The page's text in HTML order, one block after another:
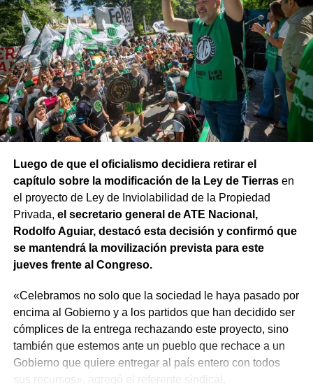
Luego de que el oficialismo decidiera retirar el
capítulo sobre la modificación de la Ley de Tierrasen
el proyecto de Ley de Inviolabilidad de la Propiedad
Privada, el secretario general de ATE Nacional,
Rodolfo Aguiar, destacó esta decisión y confirmó que
se mantendrá la movilización prevista para este
jueves frente al Congreso.
«Celebramos no solo que la sociedad le haya pasado por
encima al Gobierno y a los partidos que han decidido ser
cómplices de la entrega rechazando este proyecto, sino
también que estemos ante un pueblo que rechace a un
Gobierno que quiere entregar al país entero con todos
sus recursos», agregó el referente sindical.